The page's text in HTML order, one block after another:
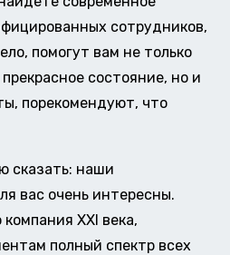
сотрудников,
помогут вам не только
состояние, но и
порекомендуют, что
сказать: наши
вас очень интересны.
XXI века,
полный спектр всех